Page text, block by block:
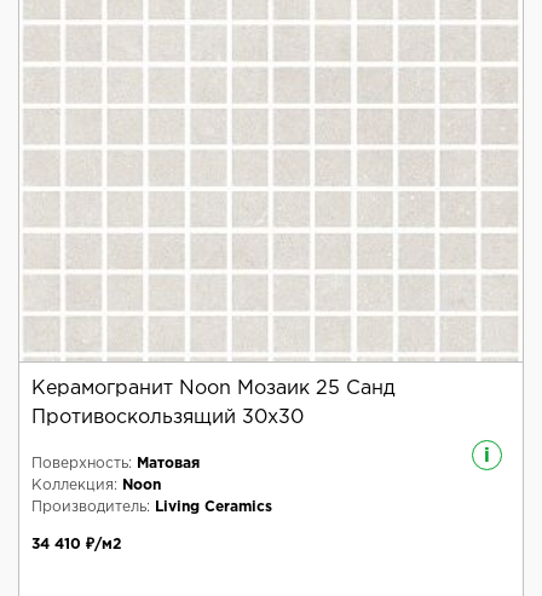
Керамогранит Noon Мозаик 25 Санд
Противоскользящий 30x30
i
Поверхность:
Матовая
Коллекция:
Noon
Производитель:
Living Ceramics
34 410 ₽/м2